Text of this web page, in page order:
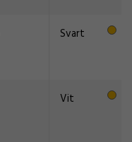
Svart
Vit